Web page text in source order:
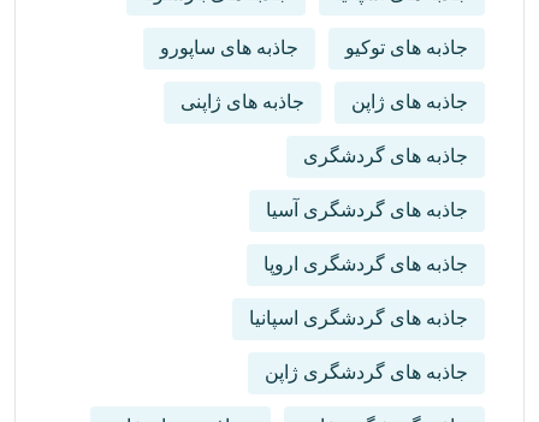
جاذبه های توکیو جاذبه های ساپورو
جاذبه های ژاپن جاذبه های ژاپنی
جاذبه های گردشگری
جاذبه های گردشگری آسیا
جاذبه های گردشگری اروپا
جاذبه های گردشگری اسپانیا
جاذبه های گردشگری ژاپن